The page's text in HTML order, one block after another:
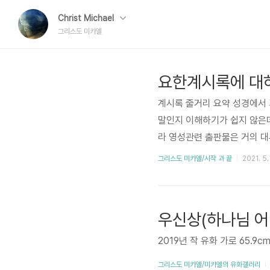
Christ Michael
그리스도 미카엘
요한계시록에 대
계시록 줄거리 요약 성경에
말인지 이해하기가 쉽지 않
라 영성관련 출판물은 거의
서 자유의지를 준 인간들을
그리스도 미카엘/시작 과 끝 2021.
우신상(하나님
2019년 작 유화 가로
그리스도 미카엘/미카엘의 유화갤러리